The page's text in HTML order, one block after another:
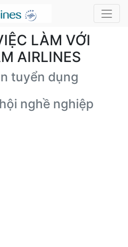
LÀM VỚI
AIRLINES
tuyển dụng
nghề nghiệp